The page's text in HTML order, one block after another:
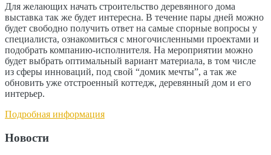
Для желающих начать строительство деревянного дома
выставка так же будет интересна. В течение пары дней можно
будет свободно получить ответ на самые спорные вопросы у
специалиста, ознакомиться с многочисленными проектами и
подобрать компанию-исполнителя. На мероприятии можно
будет выбрать оптимальный вариант материала, в том числе
из сферы инноваций, под свой “домик мечты”, а так же
обновить уже отстроенный коттедж, деревянный дом и его
интерьер.
Подробная информация
Новости